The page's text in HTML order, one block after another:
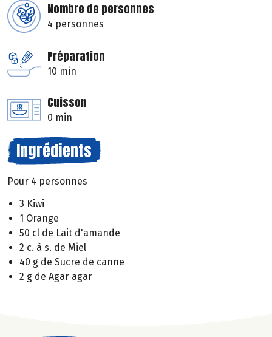
Nombre de personnes
4 personnes
Préparation
10 min
Cuisson
0 min
Ingrédients
Pour 4 personnes
3 Kiwi
1 Orange
50 cl de Lait d'amande
2 c. à s. de Miel
40 g de Sucre de canne
2 g de Agar agar